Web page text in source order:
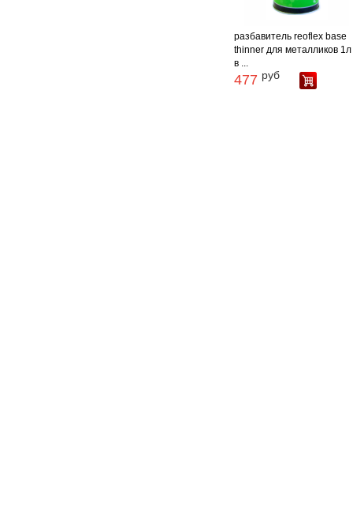
разбавитель reoflex base
thinner для металликов 1л
в ...
477 руб